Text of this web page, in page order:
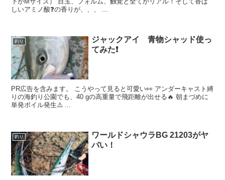
しいアミノ酸❓の香りが、、、 ...
釣り
ジャックアイ 青物シャッド使っ
てみた❗️
PR広告を含みます。 こうやって見ると可愛い👀 アンダーキャスト縛
りの海釣り公園でも、40 gの高重量で飛距離が出せる🔥 朝まづめに
単発ボイル発生⚠️ ...
釣り
ワールドシャウラBG 21203がヤ
バい！